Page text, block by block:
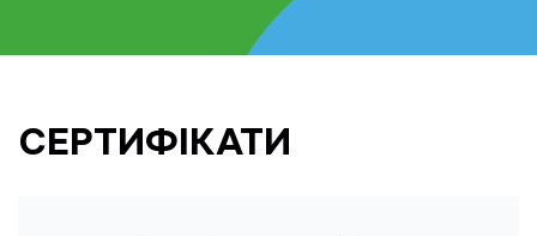
СЕРТИФІКАТИ